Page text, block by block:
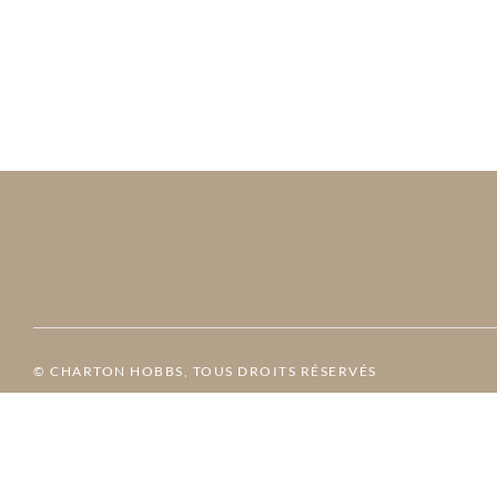
© CHARTON HOBBS, TOUS DROITS RÉSERVÉS